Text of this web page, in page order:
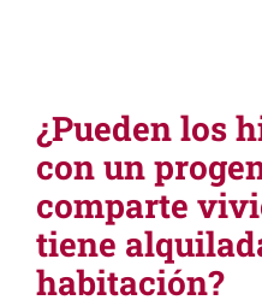
¿Pueden los
con un
comparte
tiene
habitación?